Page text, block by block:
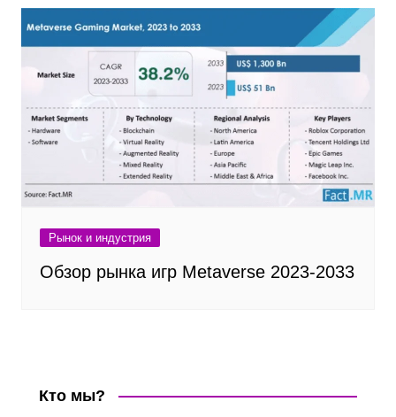
Рынок и индустрия
Обзор рынка игр Metaverse 2023-2033
Кто мы?